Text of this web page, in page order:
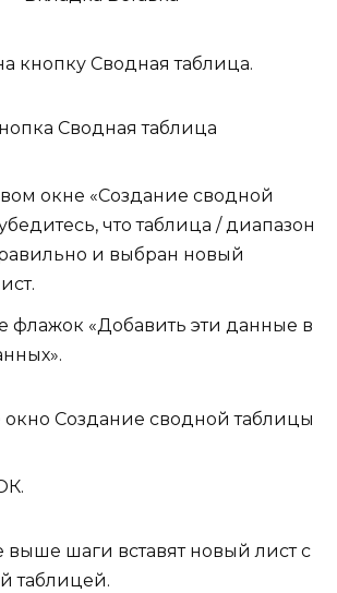
кнопку Сводная таблица.
окне «Создание сводной
что таблица / диапазон
и выбран новый
флажок «Добавить эти данные в
шаги вставят новый лист с
таблицей.